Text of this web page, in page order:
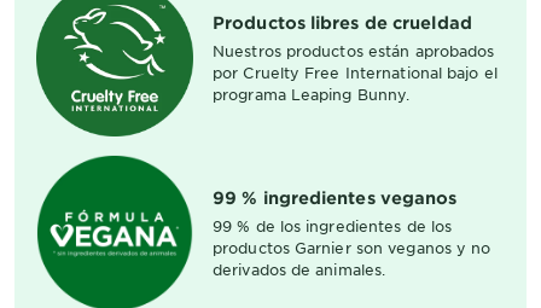
Productos libres de crueldad
Nuestros productos están aprobados
por Cruelty Free International bajo el
programa Leaping Bunny.
99 % ingredientes veganos
99 % de los ingredientes de los
productos Garnier son veganos y no
derivados de animales.